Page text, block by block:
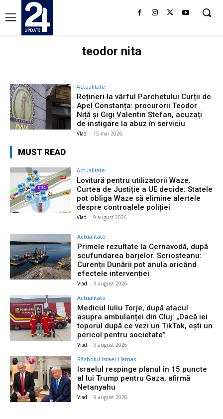
teodor nita
Actualitate
Rețineri la vârful Parchetului Curții de
Apel Constanța: procurorii Teodor
Niță și Gigi Valentin Ștefan, acuzați
de instigare la abuz în serviciu
Vlad - 15 mai 2026
MUST READ
Actualitate
Lovitură pentru utilizatorii Waze.
Curtea de Justiție a UE decide: Statele
pot obliga Waze să elimine alertele
despre controalele poliției
Vlad - 9 august 2026
Actualitate
Primele rezultate la Cernavodă, după
scufundarea barjelor. Scrioșteanu:
Curenții Dunării pot anula oricând
efectele intervenției
Vlad - 9 august 2026
Actualitate
Medicul Iuliu Torje, după atacul
asupra ambulanței din Cluj: „Dacă iei
toporul după ce vezi un TikTok, ești un
pericol pentru societate”
Vlad - 9 august 2026
Războiul Israel-Hamas
Israelul respinge planul în 15 puncte
al lui Trump pentru Gaza, afirmă
Netanyahu
Vlad - 9 august 2026